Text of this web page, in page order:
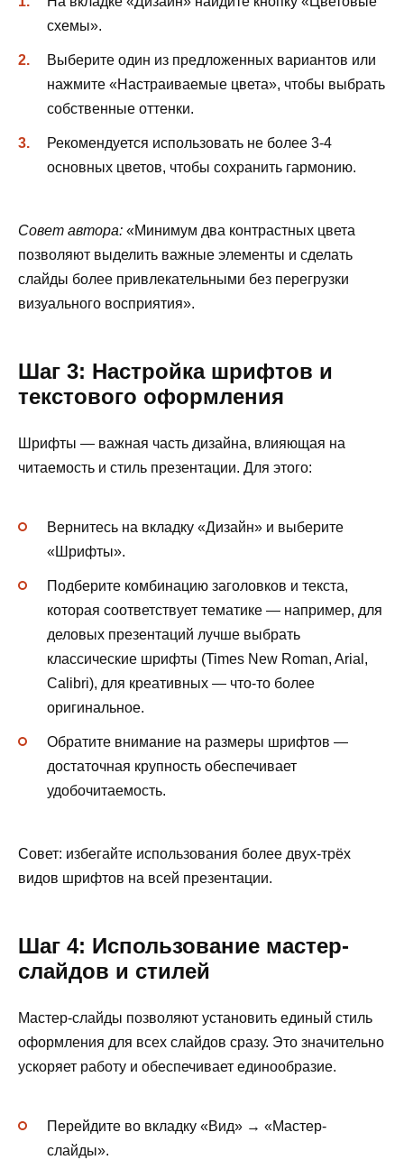
схемы».
Выберите один из предложенных вариантов или
нажмите «Настраиваемые цвета», чтобы выбрать
собственные оттенки.
Рекомендуется использовать не более 3-4
основных цветов, чтобы сохранить гармонию.
Совет автора: «Минимум два контрастных цвета
позволяют выделить важные элементы и сделать
слайды более привлекательными без перегрузки
визуального восприятия».
Шаг 3: Настройка шрифтов и
текстового оформления
Шрифты — важная часть дизайна, влияющая на
читаемость и стиль презентации. Для этого:
Вернитесь на вкладку «Дизайн» и выберите
«Шрифты».
Подберите комбинацию заголовков и текста,
которая соответствует тематике — например, для
деловых презентаций лучше выбрать
классические шрифты (Times New Roman, Arial,
Calibri), для креативных — что-то более
оригинальное.
Обратите внимание на размеры шрифтов —
достаточная крупность обеспечивает
удобочитаемость.
Совет: избегайте использования более двух-трёх
видов шрифтов на всей презентации.
Шаг 4: Использование мастер-
слайдов и стилей
Мастер-слайды позволяют установить единый стиль
оформления для всех слайдов сразу. Это значительно
ускоряет работу и обеспечивает единообразие.
Перейдите во вкладку «Вид» → «Мастер-
слайды».